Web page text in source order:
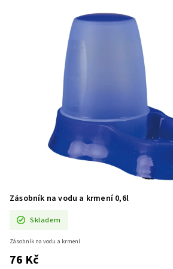
Zásobník na vodu a krmení 0,6l
Skladem
76 Kč
Zásobník na vodu a krmení